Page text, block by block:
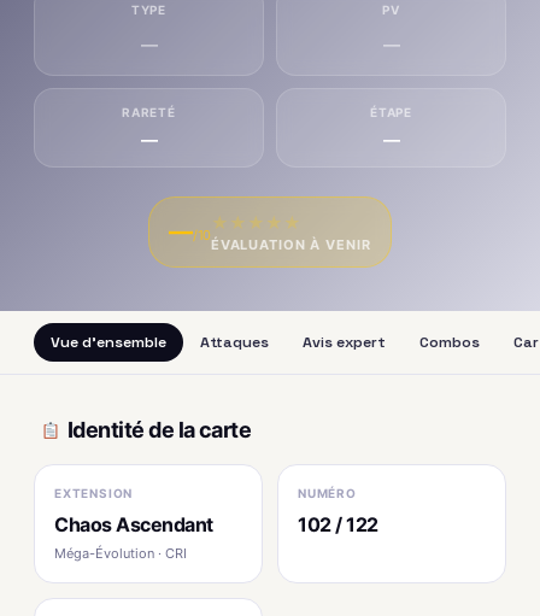
TYPE
—
PV
—
RARETÉ
—
ÉTAPE
—
—/10
★ ★ ★ ★ ★
ÉVALUATION À VENIR
Vue d'ensemble Attaques Avis expert Combos
Identité de la carte
EXTENSION
Chaos Ascendant
Méga-Évolution · CRI
NUMÉRO
102 / 122